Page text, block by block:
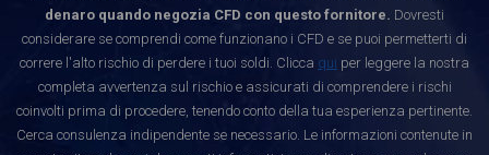
denaro quando negozia CFD con questo fornitore. Dovresti
considerare se comprendi come funzionano i CFD e se puoi permetterti di
correre l'alto rischio di perdere i tuoi soldi. Clicca qui per leggere la nostra
completa avvertenza sul rischio e assicurati di comprendere i rischi
coinvolti prima di procedere, tenendo conto della tua esperienza pertinente.
Cerca consulenza indipendente se necessario. Le informazioni contenute in